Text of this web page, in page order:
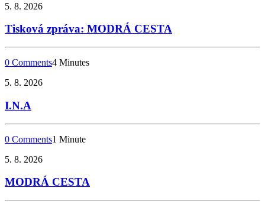
5. 8. 2026
Tisková zpráva: MODRÁ CESTA
0 Comments4 Minutes
5. 8. 2026
I.N.A
0 Comments1 Minute
5. 8. 2026
MODRÁ CESTA